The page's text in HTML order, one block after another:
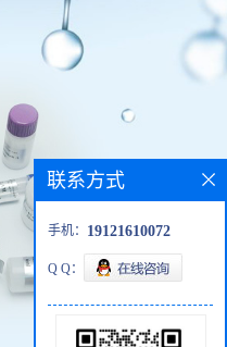
联系方式
手机： 19121610072
Q Q：